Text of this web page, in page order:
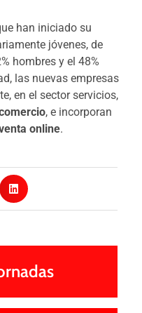
han iniciado su
jóvenes, de
hombres y el 48%
las nuevas empresas
en el sector servicios,
, e incorporan
online.